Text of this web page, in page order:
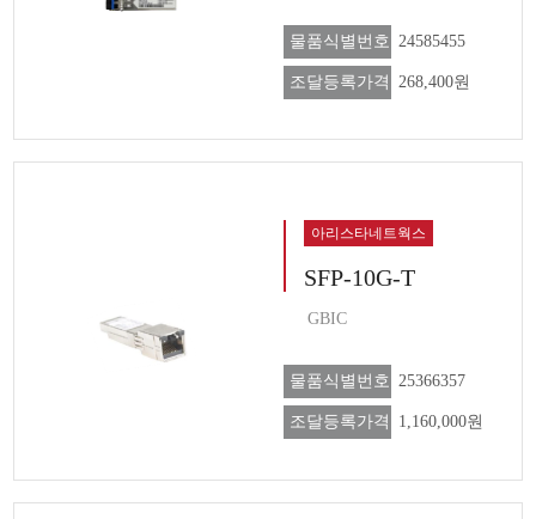
물품식별번호 24585455
조달등록가격 268,400원
아리스타네트웍스
SFP-10G-T
GBIC
물품식별번호 25366357
조달등록가격 1,160,000원